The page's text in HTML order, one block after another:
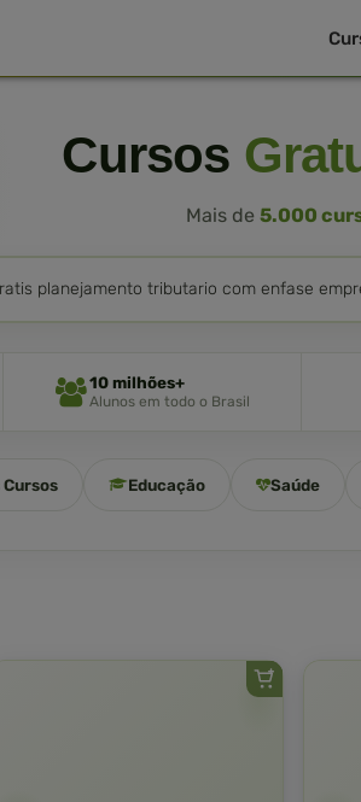
Cursos
Mais de 5.000
10 milhões+
Alunos em todo o Brasil
Cursos Educação Saúde